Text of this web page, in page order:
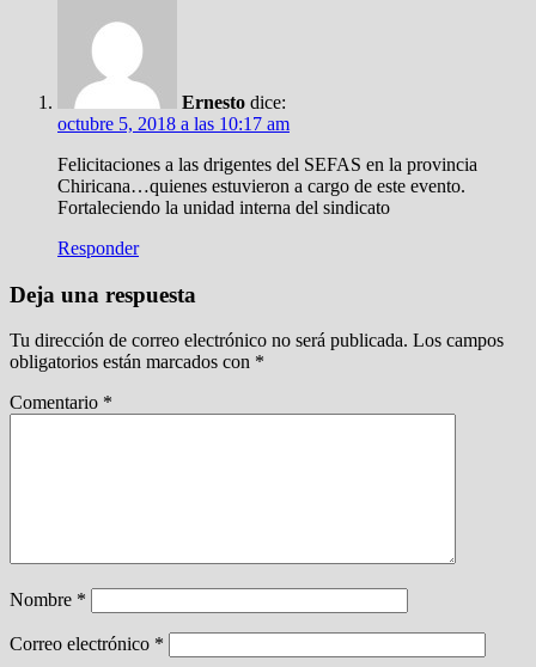
Ernesto dice:
octubre 5, 2018 a las 10:17 am
Felicitaciones a las drigentes del SEFAS en la provincia
Chiricana…quienes estuvieron a cargo de este evento.
Fortaleciendo la unidad interna del sindicato
Responder
Deja una respuesta
Tu dirección de correo electrónico no será publicada. Los campos
obligatorios están marcados con *
Comentario *
Nombre *
Correo electrónico *